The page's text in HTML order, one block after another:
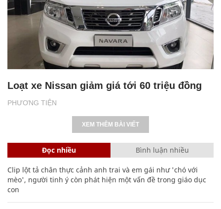
PHƯƠNG TIỆN
Loạt xe Nissan giảm giá tới 60 triệu đồng
XEM THÊM BÀI VIẾT
Đọc nhiều Bình luận nhiều
Clip lột tả chân thực cảnh anh trai và em gái như 'chó với
mèo', người tinh ý còn phát hiện một vấn đề trong giáo dục
con